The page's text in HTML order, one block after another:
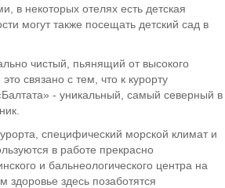
в некоторых отелях есть детская
могут также посещать детский сад в
чистый, пьянящий от высокого
связано с тем, что к курорту
- уникальный, самый северный в
специфический морской климат и
в работе прекрасно
и бальнеологического центра на
здесь позаботятся